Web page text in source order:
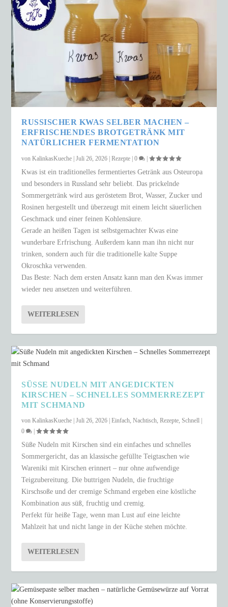
RUSSISCHER KWAS SELBER MACHEN –
ERFRISCHENDES BROTGETRÄNK MIT
NATÜRLICHER FERMENTATION
vonKalinkasKueche |Juli 26, 2026 |Rezepte |0 |
Kwas ist ein traditionelles fermentiertes Getränk aus Osteuropa
und besonders in Russland sehr beliebt. Das prickelnde
Sommergetränk wird aus geröstetem Brot, Wasser, Zucker und
Rosinen hergestellt und überzeugt mit einem leicht säuerlichen
Geschmack und einer feinen Kohlensäure.
Gerade an heißen Tagen ist selbstgemachter Kwas eine
wunderbare Erfrischung. Außerdem kann man ihn nicht nur
trinken, sondern auch für die traditionelle kalte Suppe
Okroschka verwenden.
Das Beste: Nach dem ersten Ansatz kann man den Kwas immer
wieder neu ansetzen und weiterführen.
WEITERLESEN
SÜSSE NUDELN MIT ANGEDICKTEN K
IRSCHEN – SCHNELLES SOMMERREZEPT M
IT SCHMAND
vonKalinkasKueche |Juli 26, 2026 |Einfach ,Nachtisch ,Rezepte ,Schnell |
0
|
Süße Nudeln mit Kirschen sind ein einfaches und schnelles
Sommergericht, das an klassische gefüllte Teigtaschen wie
Wareniki mit Kirschen erinnert – nur ohne aufwendige
Teigzubereitung. Die buttrigen Nudeln, die fruchtige
Kirschsoße und der cremige Schmand ergeben eine köstliche
Kombination aus süß, fruchtig und cremig.
Perfekt für heiße Tage, wenn man Lust auf eine leichte
Mahlzeit hat und nicht lange in der Küche stehen möchte.
WEITERLESEN